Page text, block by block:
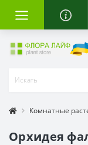
Комнатные
Орхидея